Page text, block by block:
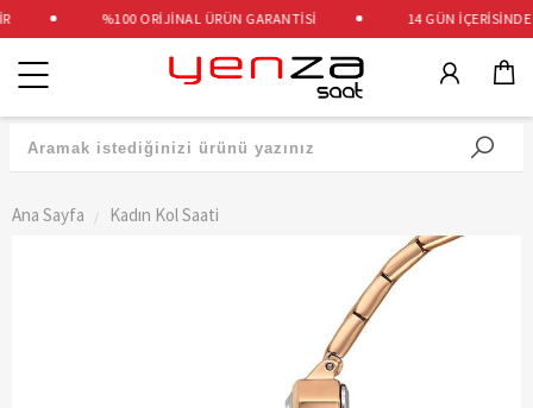
%100 ORİJİNAL ÜRÜN GARANTİSİ 14 GÜN İÇERİSİNDE
Kategoriler
Ana Sayfa Kadın Kol Saati